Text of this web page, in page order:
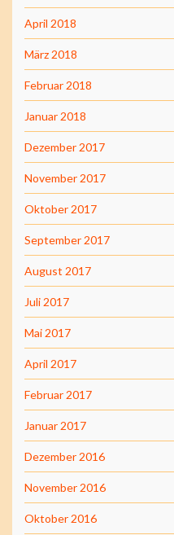
April 2018
März 2018
Februar 2018
Januar 2018
Dezember 2017
November 2017
Oktober 2017
September 2017
August 2017
Juli 2017
Mai 2017
April 2017
Februar 2017
Januar 2017
Dezember 2016
November 2016
Oktober 2016